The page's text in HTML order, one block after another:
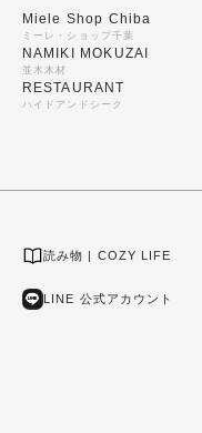
Miele Shop Chiba
ミーレ・ショップ千葉
NAMIKI MOKUZAI
並木木材
RESTAURANT
ハイドアンドシーク
読み物 | COZY LIFE
LINE 公式アカウント